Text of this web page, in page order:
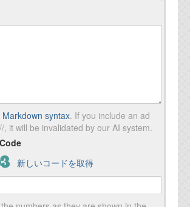
Markdown syntax. If you include an ad
, it will be invalidated by our AI system.
新しいコードを取得